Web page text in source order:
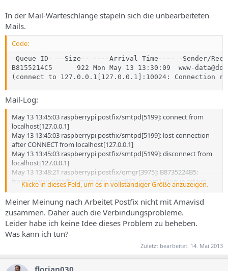
m
s
m
In der Mail-Warteschlange stapeln sich die unbearbeiteten
Mails.
Code:
-Queue ID- --Size-- ----Arrival Time---- -Sender/
B8155214C5      922 Mon May 13 13:30:09  www-
(connect to 127.0.0.1[127.0.0.1]:10024: Connection
Mail-Log:
May 13 13:45:03 raspberrypi postfix/smtpd[5199]: connect from
localhost[127.0.0.1]
May 13 13:45:03 raspberrypi postfix/smtpd[5199]: lost connection
after CONNECT from localhost[127.0.0.1]
May 13 13:45:03 raspberrypi postfix/smtpd[5199]: disconnect from
localhost[127.0.0.1]
May 13 13:48:21 raspberrypi postfix/qmgr[3975]: B8735224B5:
from=<www-data@domain.de>, size=922, nrcpt=1 (queue active)
May 13 13:48:21 raspberrypi postfix/qmgr[3975]: 2D88C224B6:
from=<www-data@domain.de>, size=922, nrcpt=1 (queue active)
May 13 13:48:21 raspberrypi postfix/qmgr[3975]: 767A8224B2:
from=<www-data@domain.de>, size=922, nrcpt=1 (queue active)
May 13 13:48:21 raspberrypi postfix/smtp[5248]: connect to
127.0.0.1[127.0.0.1]:10024: Connection refused
May 13 13:48:21 raspberrypi postfix/smtp[5248]: B8735224B5: to=
<root@domain.de>, orig_to=<root>, relay=none, delay=1092,
delays=1092/0.12/0.01/0, dsn=4.4.1, status=deferred (connect to
Klicke in dieses Feld, um es in vollständiger Größe anzuzeigen.
Meiner Meinung nach Arbeitet Postfix nicht mit Amavisd
zusammen. Daher auch die Verbindungsprobleme.
Leider habe ich keine Idee dieses Problem zu beheben.
Was kann ich tun?
Zuletzt bearbeitet: 14. Mai 2013
florian030